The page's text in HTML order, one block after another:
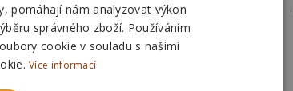
Odešleme17.08.
pomáhají nám analyzovat výkon
správného zboží. Používáním
cookie v souladu s našimi
Více informací